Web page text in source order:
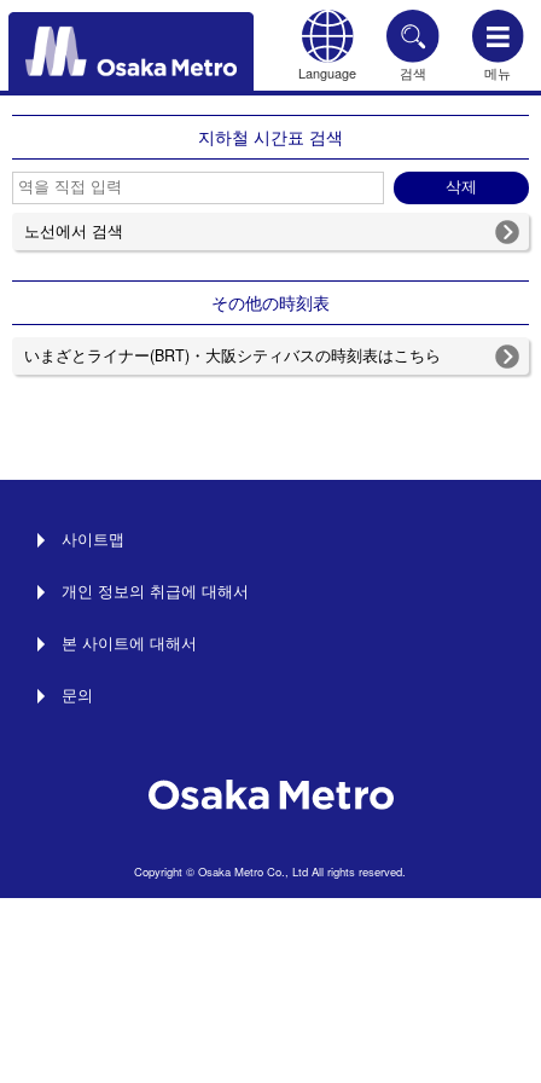
Language 검색 메뉴
HOME
지하철 시간표 검색
노선에서 검색
その他の時刻表
いまざとライナー(BRT)・大阪シティバスの時刻表はこちら
사이트맵
개인 정보의 취급에 대해서
본 사이트에 대해서
문의
Copyright © Osaka Metro Co., Ltd All rights reserved.